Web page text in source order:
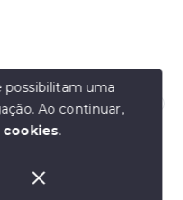
para te ajudar.
- Todos os direitos
possibilitam uma
Ao continuar,
cookies.